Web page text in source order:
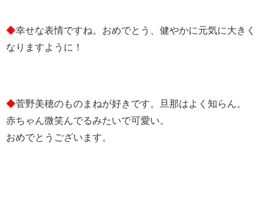
◆幸せな表情ですね。おめでとう、健やかに元気に大きく
なりますように！
◆菅野美穂のものまねが好きです。旦那はよく知らん。
赤ちゃん微笑んでるみたいで可愛い。
おめでとうございます。